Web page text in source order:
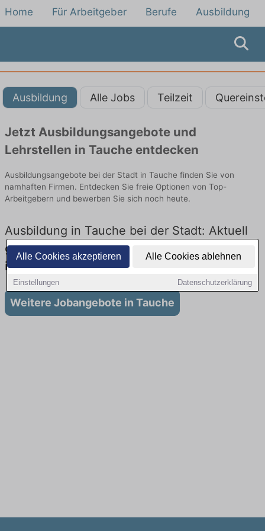
Alle Cookies akzeptieren Alle Cookies ablehnen
Einstellungen Datenschutzerklärung
Home Für Arbeitgeber Berufe Ausbildung
Ausbildung Alle Jobs Teilzeit
Jetzt Ausbildungsangebote und
Lehrstellen in Tauche entdecken
Ausbildungsangebote bei der Stadt in Tauche finden Sie von
namhaften Firmen. Entdecken Sie freie Optionen von Top-
Arbeitgebern und bewerben Sie sich noch heute.
Ausbildung in Tauche bei der Stadt: Aktuell
gibt es keine Stellenangebote für Ausbildung
in Tauche
Weitere Jobangebote in Tauche